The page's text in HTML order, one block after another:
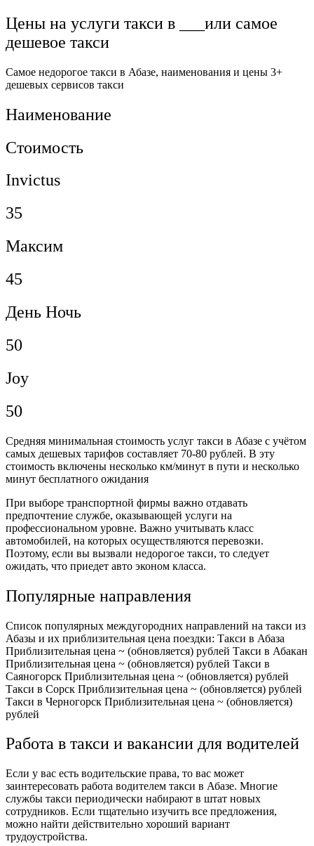
Цены на услуги такси в ___или самое
дешевое такси
Самое недорогое такси в Абазе, наименования и цены 3+
дешевых сервисов такси
Наименование
Стоимость
Invictus
35
Максим
45
День Ночь
50
Joy
50
Средняя минимальная стоимость услуг такси в Абазе с учётом
самых дешевых тарифов составляет 70-80 рублей. В эту
стоимость включены несколько км/минут в пути и несколько
минут бесплатного ожидания
При выборе транспортной фирмы важно отдавать
предпочтение службе, оказывающей услуги на
профессиональном уровне. Важно учитывать класс
автомобилей, на которых осуществляются перевозки.
Поэтому, если вы вызвали недорогое такси, то следует
ожидать, что приедет авто эконом класса.
Популярные направления
Список популярных междугородних направлений на такси из
Абазы и их приблизительная цена поездки: Такси в Абаза
Приблизительная цена ~ (обновляется) рублей Такси в Абакан
Приблизительная цена ~ (обновляется) рублей Такси в
Саяногорск Приблизительная цена ~ (обновляется) рублей
Такси в Сорск Приблизительная цена ~ (обновляется) рублей
Такси в Черногорск Приблизительная цена ~ (обновляется)
рублей
Работа в такси и вакансии для водителей
Если у вас есть водительские права, то вас может
заинтересовать работа водителем такси в Абазе. Многие
службы такси периодически набирают в штат новых
сотрудников. Если тщательно изучить все предложения,
можно найти действительно хороший вариант
трудоустройства.